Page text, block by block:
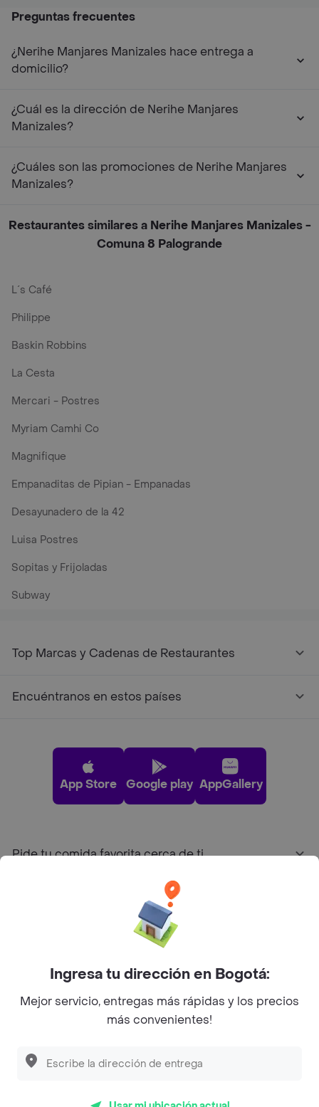
Preguntas frecuentes
¿Nerihe Manjares Manizales hace entrega a
domicilio?
¿Cuál es la dirección de Nerihe Manjares
Manizales?
¿Cuáles son las promociones de Nerihe Manjares
Manizales?
Restaurantes similares a Nerihe Manjares Manizales -
Comuna 8 Palogrande
L´s Café
Philippe
Baskin Robbins
La Cesta
Mercari - Postres
Myriam Camhi Co
Magnifique
Empanaditas de Pipian - Empanadas
Desayunadero de la 42
Luisa Postres
Sopitas y Frijoladas
Subway
Top Marcas y Cadenas de Restaurantes
Encuéntranos en estos países
App Store Google play AppGallery
Pide tu comida favorita cerca de ti
Sobre Rappi
Facebook
Twitter
Instagram
©2026Rappi Inc. All rights reserved.
Ingresa tu dirección en Bogotá:
Mejor servicio, entregas más rápidas y los precios
más convenientes!